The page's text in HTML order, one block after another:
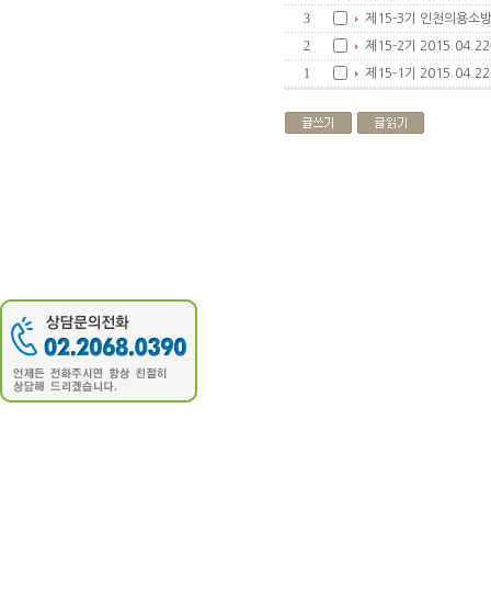
3 제15-3기 인천의용소
2 제15-2기
1 제15-1기